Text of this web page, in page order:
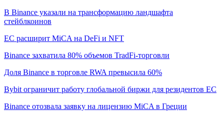
В Binance указали на трансформацию ландшафта
стейблкоинов
ЕС расширит MiCA на DeFi и NFT
Binance захватила 80% объемов TradFi-торговли
Доля Binance в торговле RWA превысила 60%
Bybit ограничит работу глобальной биржи для резидентов ЕС
Binance отозвала заявку на лицензию MiCA в Греции